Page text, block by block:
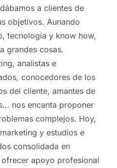
a clientes de
objetivos. Aunando
tecnología y know how,
grandes cosas.
analistas e
conocedores de los
del cliente, amantes de
nos encanta proponer
complejos. Hoy,
y estudios e
consolidada en
apoyo profesional